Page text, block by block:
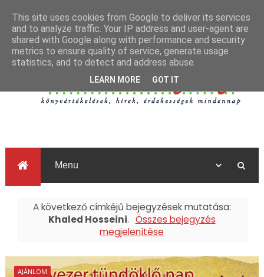
A következő címkéjű bejegyzések mutatása:
Khaled Hosseini. Összes bejegyzés
megjelenítése
AJÁNLOM
This site uses cookies from Google to deliver its services
and to analyze traffic. Your IP address and user-agent are
shared with Google along with performance and security
metrics to ensure quality of service, generate usage
statistics, and to detect and address abuse.
LEARN MORE GOT IT